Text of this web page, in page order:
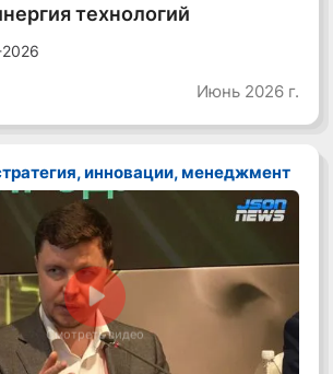
технологий
Июнь 2026 г.
инновации, менеджмент
Смотреть видео